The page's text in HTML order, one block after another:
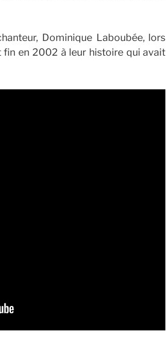
Dominique Laboubée, lors
fin en 2002 à leur histoire qui avait